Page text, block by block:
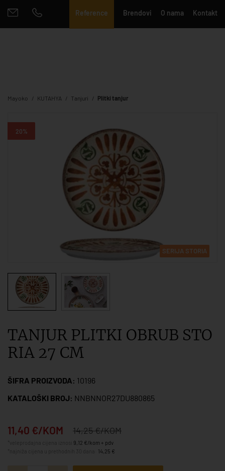
Reference Brendovi O nama Kontakt
Mayoko KUTAHYA Tanjuri Plitki tanjur
20%
SERIJA STORIA
TANJUR PLITKI OBRUB STO
RIA 27 CM
ŠIFRA PROIZVODA: 10196
KATALOŠKI BROJ: NNBNNOR27DU880865
11,40 €/KOM 14,25 €/KOM
9,12 €/kom + pdv
14,25 €